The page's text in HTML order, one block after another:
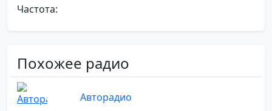
Частота:
Похожее радио
Авторадио